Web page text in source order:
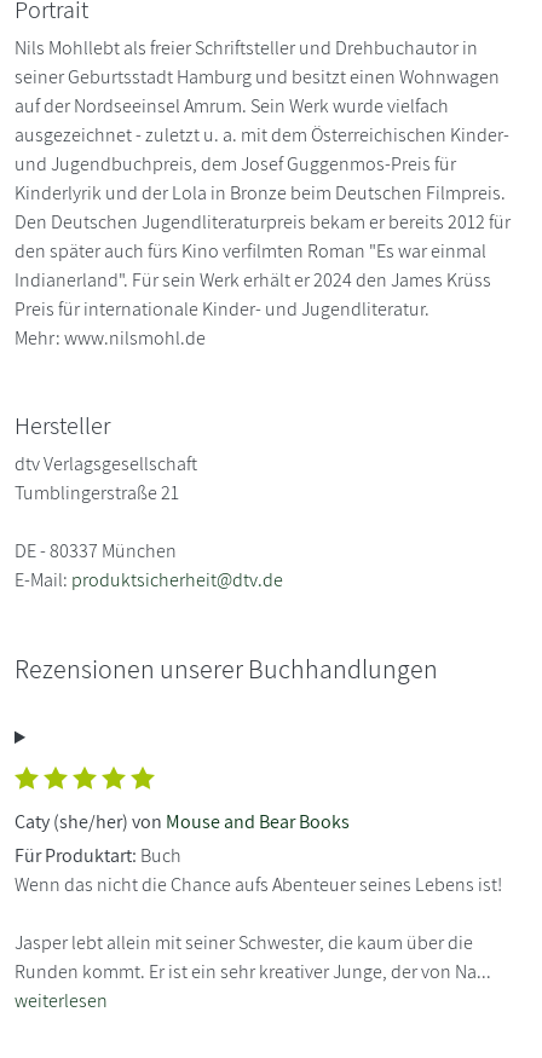
Portrait
Nils Mohllebt als freier Schriftsteller und Drehbuchautor in
seiner Geburtsstadt Hamburg und besitzt einen Wohnwagen
auf der Nordseeinsel Amrum. Sein Werk wurde vielfach
ausgezeichnet - zuletzt u. a. mit dem Österreichischen Kinder-
und Jugendbuchpreis, dem Josef Guggenmos-Preis für
Kinderlyrik und der Lola in Bronze beim Deutschen Filmpreis.
Den Deutschen Jugendliteraturpreis bekam er bereits 2012 für
den später auch fürs Kino verfilmten Roman "Es war einmal
Indianerland". Für sein Werk erhält er 2024 den James Krüss
Preis für internationale Kinder- und Jugendliteratur.
Mehr: www.nilsmohl.de
Hersteller
dtv Verlagsgesellschaft
Tumblingerstraße 21
DE - 80337 München
E-Mail: produktsicherheit@dtv.de
Rezensionen unserer Buchhandlungen
Caty (she/her) von Mouse and Bear Books
Für Produktart: Buch
Wenn das nicht die Chance aufs Abenteuer seines Lebens ist!
Jasper lebt allein mit seiner Schwester, die kaum über die
Runden kommt. Er ist ein sehr kreativer Junge, der von Na...
weiterlesen